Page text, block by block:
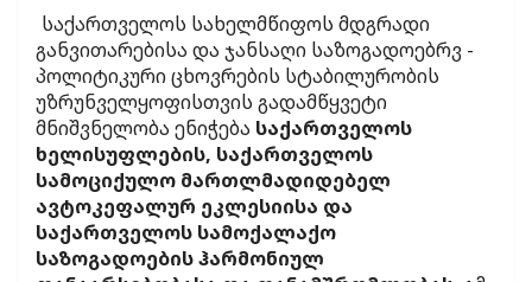
საქართველოს სახელმწიფოს მდგრადი
განვითარებისა და ჯანსაღი საზოგადოებრვ -
პოლიტიკური ცხოვრების სტაბილურობის
უზრუნველყოფისთვის გადამწყვეტი
მნიშვნელობა ენიჭება საქართველოს
ხელისუფლების, საქართველოს
სამოციქულო მართლმადიდებელ
ავტოკეფალურ ეკლესიისა და
საქართველოს სამოქალაქო
საზოგადოების ჰარმონიულ